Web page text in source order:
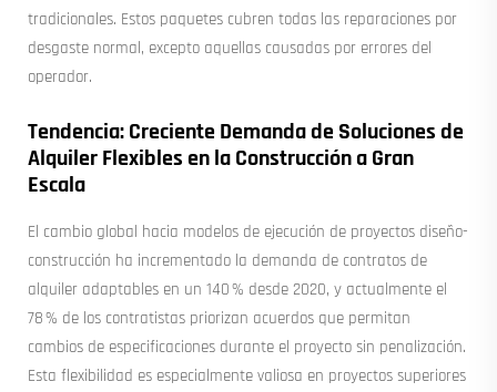
tradicionales. Estos paquetes cubren todas las reparaciones por
desgaste normal, excepto aquellas causadas por errores del
operador.
Tendencia: Creciente Demanda de Soluciones de
Alquiler Flexibles en la Construcción a Gran
Escala
El cambio global hacia modelos de ejecución de proyectos diseño-
construcción ha incrementado la demanda de contratos de
alquiler adaptables en un 140 % desde 2020, y actualmente el
78 % de los contratistas priorizan acuerdos que permitan
cambios de especificaciones durante el proyecto sin penalización.
Esta flexibilidad es especialmente valiosa en proyectos superiores